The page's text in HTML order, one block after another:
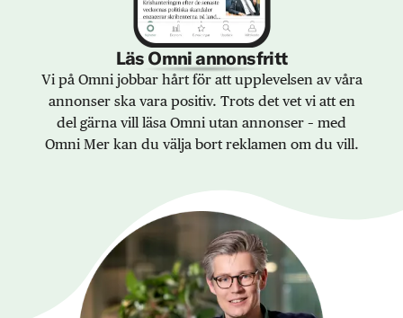
Läs Omni annonsfritt
Vi på Omni jobbar hårt för att upplevelsen av våra
annonser ska vara positiv. Trots det vet vi att en
del gärna vill läsa Omni utan annonser – med
Omni Mer kan du välja bort reklamen om du vill.